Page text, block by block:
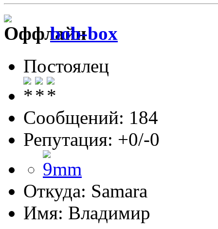
bob-box
Постоялец
Сообщений: 184
Репутация: +0/-0
Откуда: Samara
Имя: Владимир